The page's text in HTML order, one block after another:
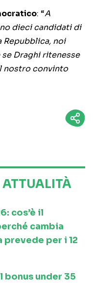
: “A
dieci candidati di
noi
Draghi ritenesse
nostro convinto
ATTUALITÀ
cos’è il
cambia
prevede per i 12
bonus under 35